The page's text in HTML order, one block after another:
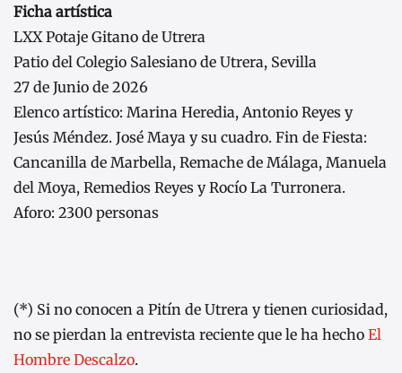
Ficha artística
LXX Potaje Gitano de Utrera
Patio del Colegio Salesiano de Utrera, Sevilla
27 de Junio de 2026
Elenco artístico: Marina Heredia, Antonio Reyes y
Jesús Méndez. José Maya y su cuadro. Fin de Fiesta:
Cancanilla de Marbella, Remache de Málaga, Manuela
del Moya, Remedios Reyes y Rocío La Turronera.
Aforo: 2300 personas
(*) Si no conocen a Pitín de Utrera y tienen curiosidad,
no se pierdan la entrevista reciente que le ha hecho El
Hombre Descalzo.